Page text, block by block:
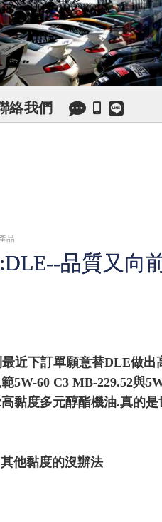
絡我們
品
品質又向
近下訂單願意替DLE做出
60 C3 MB-229.52與
黏度多元醇酯機油.真的
他黏度的沒辦法